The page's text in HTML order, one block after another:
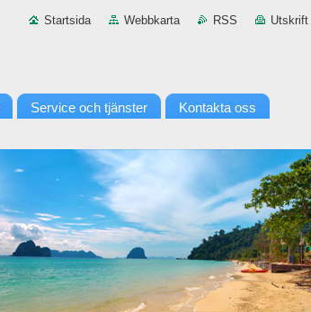
Startsida Webbkarta RSS Utskrift
Service och tjänster Kontakta oss